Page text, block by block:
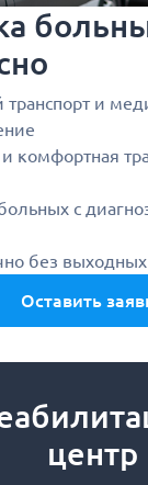
транспорт и
комфортная
с
без выходных
Оставить
центр